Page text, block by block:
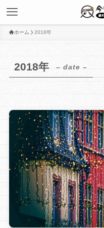
ホーム 2018年
2018年 – date –